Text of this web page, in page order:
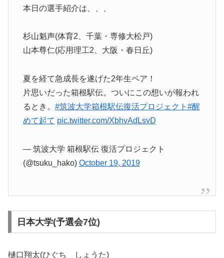
本日の選手紹介は、、、
杉山魁声(体育2、千葉・専修大松戸)
山本尊仁(応用理工2、大阪・春日丘)
夏を経て急成長を遂げた2年生ペア！
片思いだった箱根駅伝。ついにこの想いが報われ
るとき。 #筑波大学箱根駅伝復活プロジェクト #醒
めて起て pic.twitter.com/XbhvAdLsvD
— 筑波大学 箱根駅伝 復活プロジェクト
(@tsuku_hako) October 19, 2019
日本大学(予選会7位)
樋口翔太(ひぐち しょうた)